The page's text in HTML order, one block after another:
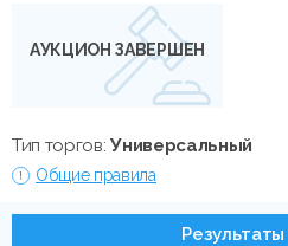
АУКЦИОН ЗАВЕРШЕН
Тип торгов:Универсальный
Общие правила